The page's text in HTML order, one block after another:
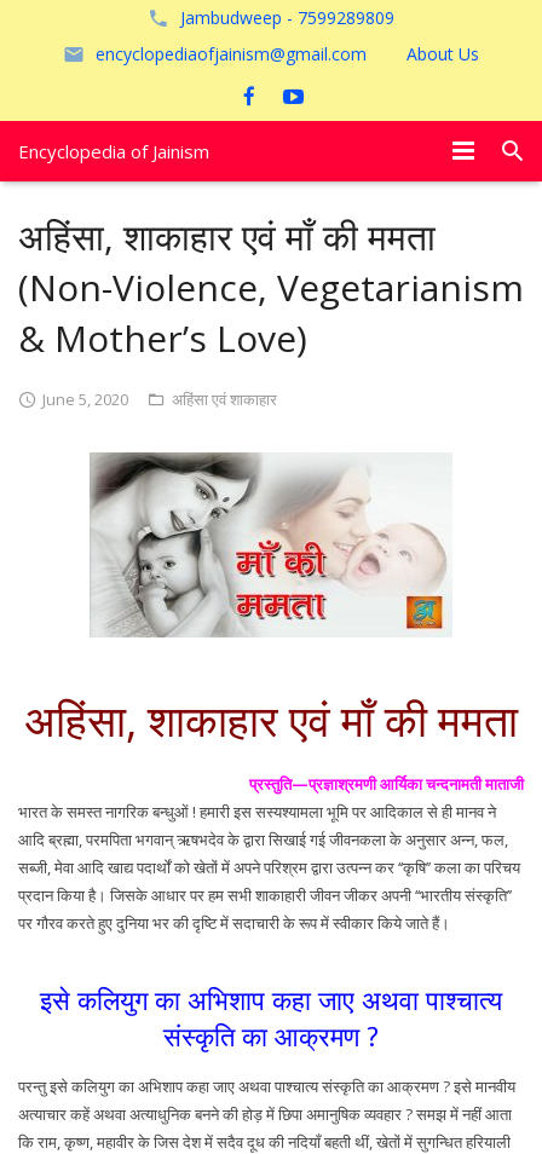
Jambudweep - 7599289809
encyclopediaofjainism@gmail.com
About Us
Encyclopedia of Jainism
जैन तीर्थ
अहिंसा, शाकाहार एवं माँ की ममता
(Non-Violence, Vegetarianism
& Mother’s Love)
June 5, 2020 अहिंसा एवं शाकाहार
अहिंसा, शाकाहार एवं माँ की ममता
प्रस्तुति—प्रज्ञाश्रमणी आर्यिका चन्दनामती माताजी
भारत के समस्त नागरिक बन्धुओं ! हमारी इस सस्यश्यामला भूमि पर आदिकाल से ही मानव ने
आदि ब्रह्मा, परमपिता भगवान् ऋषभदेव के द्वारा सिखाई गई जीवनकला के अनुसार अन्न, फल,
सब्जी, मेवा आदि खाद्य पदार्थों को खेतों में अपने परिश्रम द्वारा उत्पन्न कर ‘‘कृषि’’ कला का परिचय
प्रदान किया है। जिसके आधार पर हम सभी शाकाहारी जीवन जीकर अपनी ‘‘भारतीय संस्कृति’’
पर गौरव करते हुए दुनिया भर की दृष्टि में सदाचारी के रूप में स्वीकार किये जाते हैं।
इसे कलियुग का अभिशाप कहा जाए अथवा पाश्चात्य
संस्कृति का आक्रमण ?
परन्तु इसे कलियुग का अभिशाप कहा जाए अथवा पाश्चात्य संस्कृति का आक्रमण ? इसे मानवीय
अत्याचार कहें अथवा अत्याधुनिक बनने की होड़ में छिपा अमानुषिक व्यवहार ? समझ में नहीं आता
कि राम, कृष्ण, महावीर के जिस देश में सदैव दूध की नदियाँ बहती थीं, खेतों में सुगन्धित हरियाली